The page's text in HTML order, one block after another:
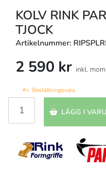
KOLV RINK
TJOCK
Artikelnummer:
2 590 kr inkl.
Beställningsvara
LÄGG I